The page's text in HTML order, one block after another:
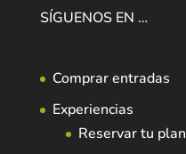
SÍGUENOS EN …
Comprar entradas
Experiencias
Reservar tu plan